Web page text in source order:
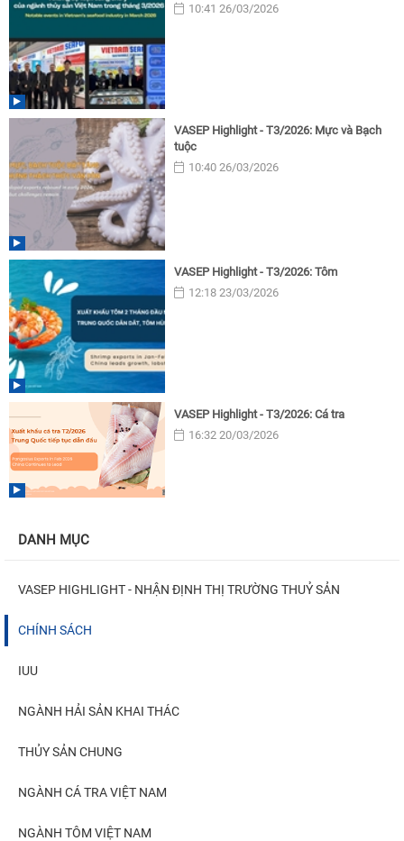
10:41 26/03/2026
VASEP Highlight - T3/2026: Mực và Bạch
tuộc
10:40 26/03/2026
VASEP Highlight - T3/2026: Tôm
12:18 23/03/2026
VASEP Highlight - T3/2026: Cá tra
16:32 20/03/2026
DANH MỤC
VASEP HIGHLIGHT - NHẬN ĐỊNH THỊ TRƯỜNG THUỶ SẢN
CHÍNH SÁCH
IUU
NGÀNH HẢI SẢN KHAI THÁC
THỦY SẢN CHUNG
NGÀNH CÁ TRA VIỆT NAM
NGÀNH TÔM VIỆT NAM